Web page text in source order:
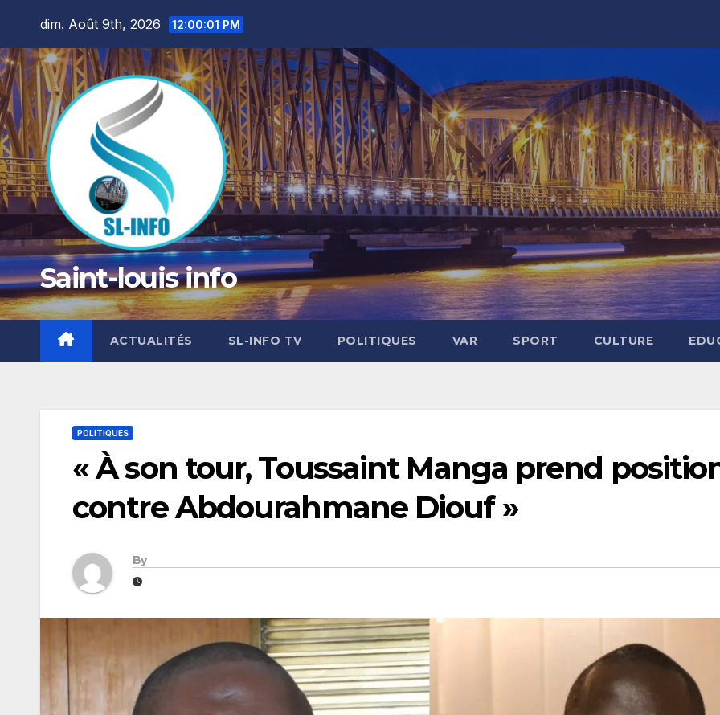
content
dim. Août 9th, 2026 12:00:03 PM
Saint-louis info
ACTUALITÉS SL-INFO TV POLITIQUES VAR SPORT CULTURE
POLITIQUES
« À son tour, Toussaint Manga prend
contre Abdourahmane Diouf »
By